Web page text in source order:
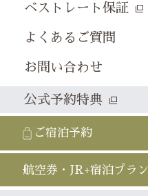
ベストレート保証
よくあるご質問
お問い合わせ
公式予約特典
ご宿泊予約
航空券・JR+宿泊プラン